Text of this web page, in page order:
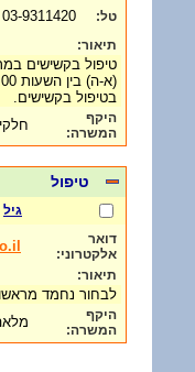
טל:
תיאור:
בטיפול בקשישים.
היקף
המשרה:
טיפול
גיל
דואר
אלקטרוני:
תיאור:
לבחור נחמד
היקף
המשרה: